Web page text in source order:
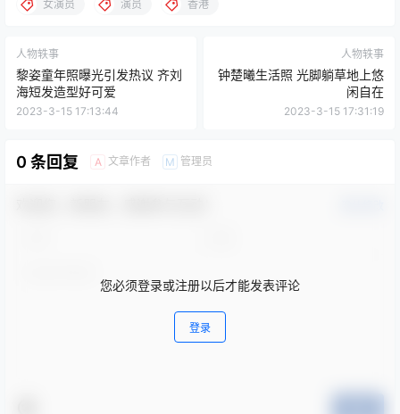
女演员 演员 香港
人物轶事
黎姿童年照曝光引发热议 齐刘
海短发造型好可爱
2023-3-15 17:13:44
人物轶事
钟楚曦生活照 光脚躺草地上悠
闲自在
2023-3-15 17:31:19
0 条回复 A 文章作者 M 管理员
您必须登录或注册以后才能发表评论
登录